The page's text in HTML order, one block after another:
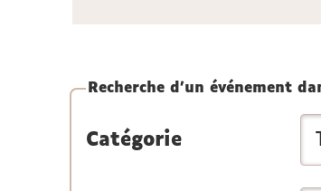
Recherche d'un événement
Catégorie